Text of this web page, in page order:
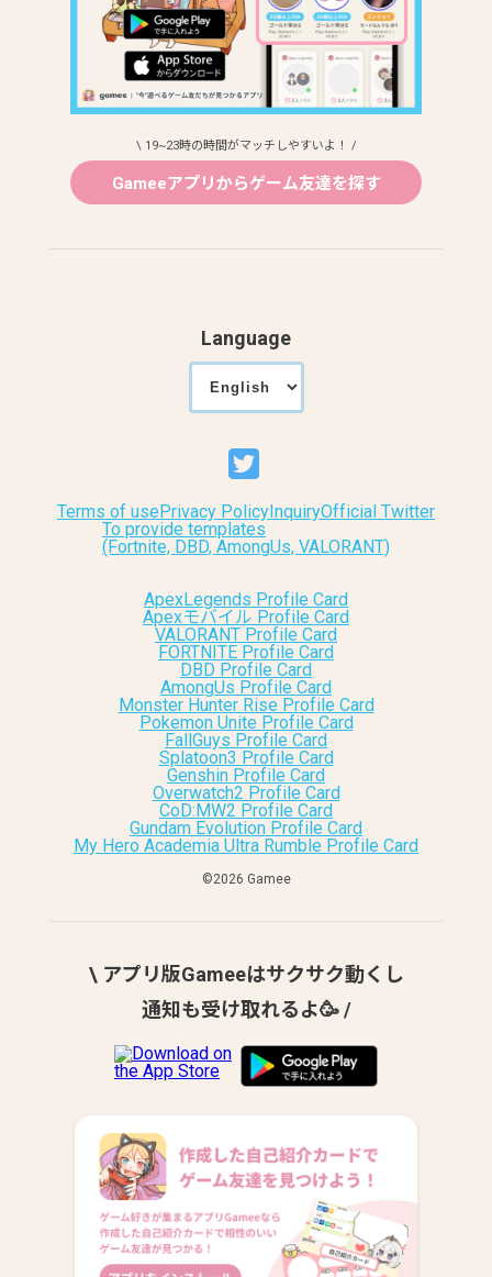
\ 19~23時の時間がマッチしやすいよ！ /
Gameeアプリからゲーム友達を探す
Language
Terms of usePrivacy Policy InquiryOfficial Twitter
To provide templates
(Fortnite, DBD, AmongUs, VALORANT)
ApexLegends Profile Card
Apexモバイル Profile Card
VALORANT Profile Card
FORTNITE Profile Card
DBD Profile Card
AmongUs Profile Card
Monster Hunter Rise Profile Card
Pokemon Unite Profile Card
FallGuys Profile Card
Splatoon3 Profile Card
Genshin Profile Card
Overwatch2 Profile Card
CoD:MW2 Profile Card
Gundam Evolution Profile Card
My Hero Academia Ultra Rumble Profile Card
©︎2026 Gamee
\ アプリ版Gameeはサクサク動くし
通知も受け取れるよ🥳 /